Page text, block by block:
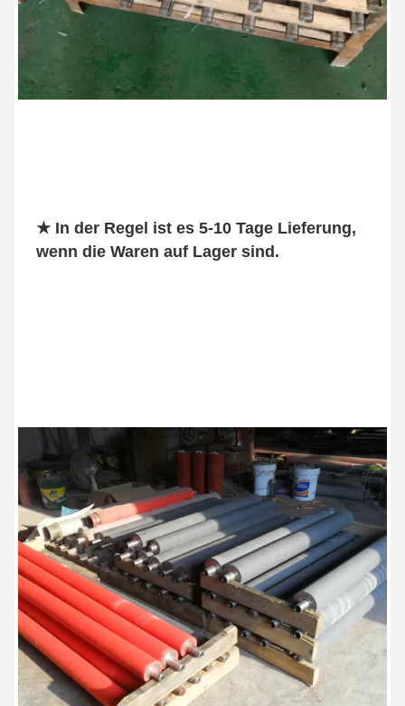
★ In der Regel ist es 5-10 Tage Lieferung,
wenn die Waren auf Lager sind.